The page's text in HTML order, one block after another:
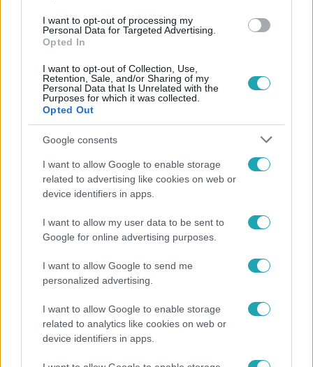
I want to opt-out of processing my
Personal Data for Targeted Advertising.
Opted In
I want to opt-out of Collection, Use,
Retention, Sale, and/or Sharing of my
Personal Data that Is Unrelated with the
Purposes for which it was collected.
Opted Out
Google consents
I want to allow Google to enable storage
related to advertising like cookies on web or
device identifiers in apps.
I want to allow my user data to be sent to
Google for online advertising purposes.
I want to allow Google to send me
personalized advertising.
I want to allow Google to enable storage
related to analytics like cookies on web or
device identifiers in apps.
2:03
Sztárbox
az időben
Most Wanted – A hajsza: ezek a
párosok menekülnek Sebestyén
Balázs elől!